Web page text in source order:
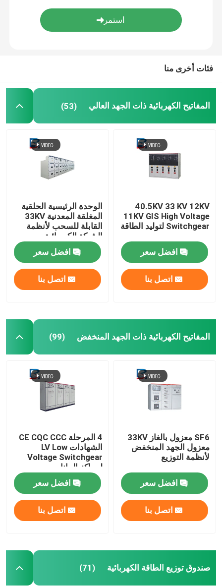
هندسة توزيع القوى الكهربائية
فئات أخرى منا
المفاتيح الكهربائية ذات الجهد العالي (53)
40.5KV 33 KV 12KV
11KV GIS High Voltage
Switchgear لتوليد الطاقة
افضل سعر
اتصل بنا
الوحدة الرئيسية الحلقية
المغلقة المعدنية 33KV
القابلة للسحب لأنظمة
الشبكة الكهربائية
افضل سعر
اتصل بنا
المفاتيح الكهربائية ذات الجهد المنخفض (99)
SF6 معزول بالغاز 33KV
معزول الجهد المنخفض
لأنظمة التوزيع
افضل سعر
اتصل بنا
4 المرحلة CE CQC CCC
الشهادات LV Low
Voltage Switchgear
لمراكز البيانات
افضل سعر
اتصل بنا
صندوق توزيع الطاقة الكهربائية (71)